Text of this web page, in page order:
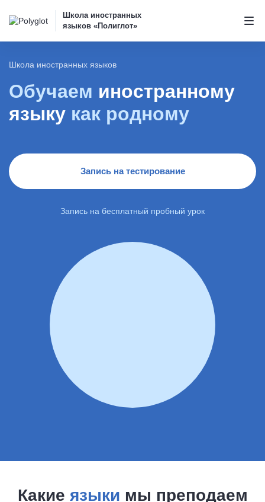
Школа иностранных
языков «Полиглот»
Школа иностранных языков
Обучаем иностранному
языку как родному
Запись на тестирование
Запись на бесплатный пробный урок
Какие языки мы преподаем